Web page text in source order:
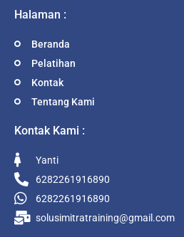
Halaman :
Beranda
Pelatihan
Kontak
Tentang Kami
Kontak Kami :
Yanti
6282261916890
6282261916890
solusimitratraining@gmail.com